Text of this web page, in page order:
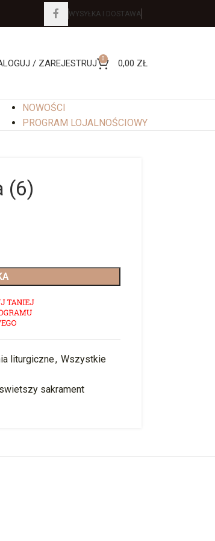
WYSYŁKA I DOSTAWA
/ ZAREJESTRUJ 0 0,00 ZŁ
NOWOŚCI
PROGRAM LOJALNOŚCIOWY
(6)
liturgiczne, Wszystkie
sakrament